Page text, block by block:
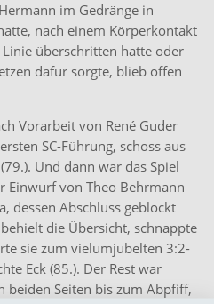
im Gedränge in
nach einem Körperkontakt
überschritten hatte oder
dafür sorgte, blieb offen
Vorarbeit von René Guder
SC-Führung, schoss aus
Und dann war das Spiel
Einwurf von Theo Behrmann
dessen Abschluss geblockt
die Übersicht, schnappte
sie zum vielumjubelten 3:2-
Eck (85.). Der Rest war
beiden Seiten bis zum Abpfiff,